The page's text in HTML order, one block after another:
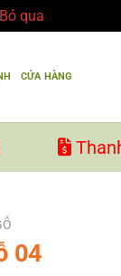
Bỏ qua
CỬA HÀNG
04